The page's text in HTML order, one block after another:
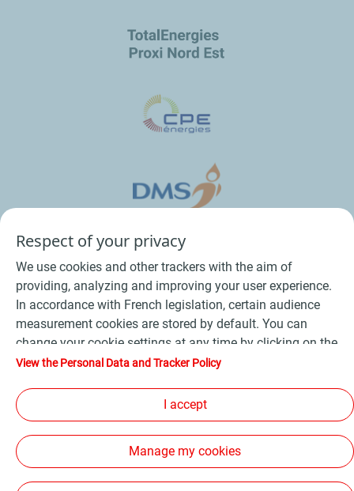
Conditions Générales de Vente Bois
Conditions Générales d’Utilisation
Cookies - Plan du site -
Les sites de la compagnie TotalEnergies
Accessibilité: non conforme
Respect of your privacy
We use cookies and other trackers with the aim of
providing, analyzing and improving your user experience.
In accordance with French legislation, certain audience
measurement cookies are stored by default. You can
change your cookie settings at any time by clicking on the
"Manage my cookies" button. By clicking on the "Accept"
device. If you click on "Decline", only the technical cookies
required for the site to function correctly will be used. For
more information, refer to the "Personal Data and Tracker
Policy" page.
View the Personal Data and Tracker Policy
I accept
Manage my cookies